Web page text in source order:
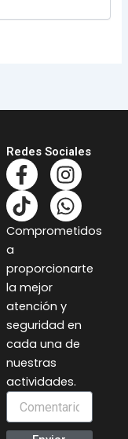
Redes Sociales
F
a
c
e
o
o
k
-
f
I
n
s
t
g
a
m
T
i
k
t
k
W
h
a
t
a
p
Comprometidos
a
proporcionarte
la mejor
atención y
seguridad en
cada una de
nuestras
actividades.
Comentario